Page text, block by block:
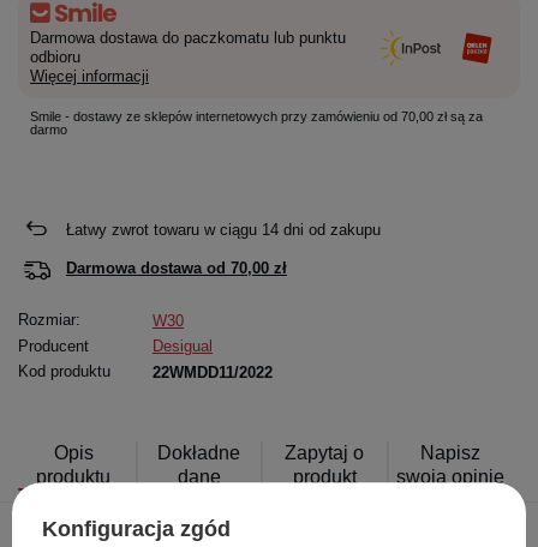
Darmowa dostawa do paczkomatu lub punktu
odbioru
Więcej informacji
Smile - dostawy ze sklepów internetowych przy zamówieniu od 70,00 zł są za
darmo
Łatwy zwrot towaru w ciągu 14 dni od zakupu
Darmowa dostawa od 70,00 zł
Rozmiar:
W30
Producent
Desigual
Kod produktu
22WMDD11/2022
Opis
produktu
Dokładne
dane
Zapytaj o
produkt
Napisz
swoją opinię
Konfiguracja zgód